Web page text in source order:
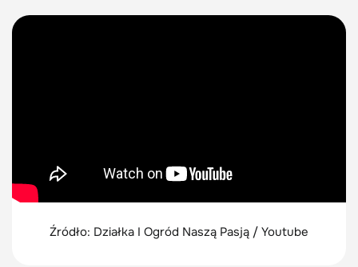
Źródło: Działka I Ogród Naszą Pasją / Youtube